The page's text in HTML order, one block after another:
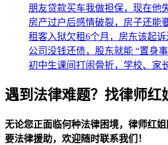
朋友贷款买车我做担保，现在他
房产过户后感情破裂，房子还能
租客入狱欠租6个月，房东该起诉
公司没钱还债，股东就能 “置身事
初中生课间打闹骨折，学校、家
遇到法律难题？找律师红
无论您正面临何种法律困境，律师红
要法律援助，欢迎随时联系我们！